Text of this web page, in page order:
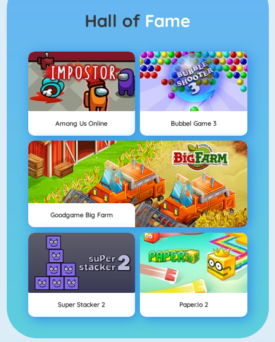
Hall of Fame
Among Us Online Bubbel Game 3
Goodgame Big Farm
Super Stacker 2 Paper.io 2